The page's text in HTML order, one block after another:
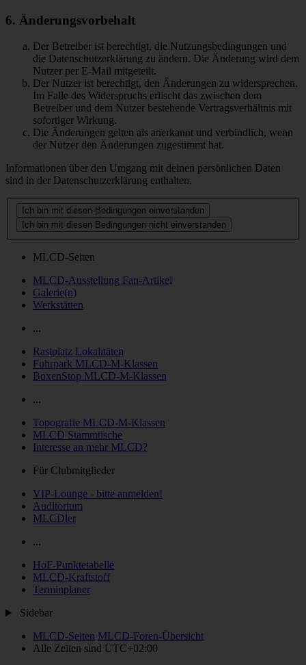
6. Änderungsvorbehalt
Der Betreiber ist berechtigt, die Nutzungsbedingungen und
die Datenschutzerklärung zu ändern. Die Änderung wird dem
Nutzer per E-Mail mitgeteilt.
Der Nutzer ist berechtigt, den Änderungen zu widersprechen.
Im Falle des Widerspruchs erlischt das zwischen dem
Betreiber und dem Nutzer bestehende Vertragsverhältnis mit
sofortiger Wirkung.
Die Änderungen gelten als anerkannt und verbindlich, wenn
der Nutzer den Änderungen zugestimmt hat.
Informationen über den Umgang mit deinen persönlichen Daten
sind in der Datenschutzerklärung enthalten.
MLCD-Seiten
MLCD-Ausstellung Fan-Artikel
Galerie(n)
Werkstätten
...
Rastplatz Lokalitäten
Fuhrpark MLCD-M-Klassen
BoxenStop MLCD-M-Klassen
...
Topografie MLCD-M-Klassen
MLCD Stammtische
Interesse an mehr MLCD?
Für Clubmitglieder
VIP-Lounge - bitte anmelden!
Auditorium
MLCDler
...
HoF-Punktetabelle
MLCD-Kraftstoff
Terminplaner
Sidebar
MLCD-Seiten MLCD-Foren-Übersicht
Alle Zeiten sind UTC+02:00